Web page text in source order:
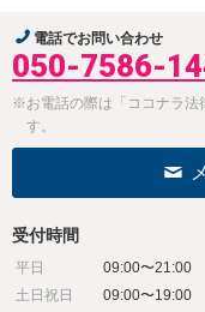
電話でお問い合わせ
050-7586-
※お電話の際は「ココナラ法
す。
受付時間
平日
09:00〜21:00
土日祝日
09:00〜19:00